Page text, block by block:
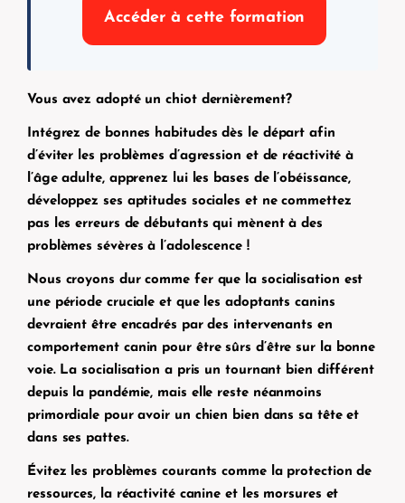
Accéder à cette formation
Vous avez adopté un chiot dernièrement?
Intégrez de bonnes habitudes dès le départ afin
d’éviter les problèmes d’agression et de réactivité à
l’âge adulte, apprenez lui les bases de l’obéissance,
développez ses aptitudes sociales et ne commettez
pas les erreurs de débutants qui mènent à des
problèmes sévères à l’adolescence !
Nous croyons dur comme fer que la socialisation est
une période cruciale et que les adoptants canins
devraient être encadrés par des intervenants en
comportement canin pour être sûrs d’être sur la bonne
voie. La socialisation a pris un tournant bien différent
depuis la pandémie, mais elle reste néanmoins
primordiale pour avoir un chien bien dans sa tête et
dans ses pattes.
Évitez les problèmes courants comme la protection de
ressources, la réactivité canine et les morsures et